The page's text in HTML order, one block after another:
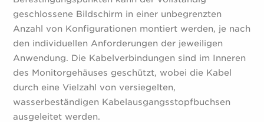
geschlossene Bildschirm in einer unbegrenzten
Anzahl von Konfigurationen montiert werden, je nach
den individuellen Anforderungen der jeweiligen
Anwendung. Die Kabelverbindungen sind im Inneren
des Monitorgehäuses geschützt, wobei die Kabel
durch eine Vielzahl von versiegelten,
wasserbeständigen Kabelausgangsstopfbuchsen
ausgeleitet werden.